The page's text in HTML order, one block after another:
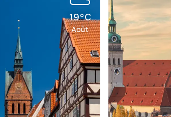
19°C
Août